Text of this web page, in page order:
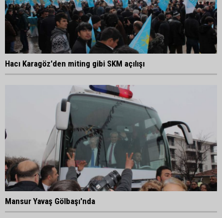
Hacı Karagöz'den miting gibi SKM açılışı
Mansur Yavaş Gölbaşı'nda